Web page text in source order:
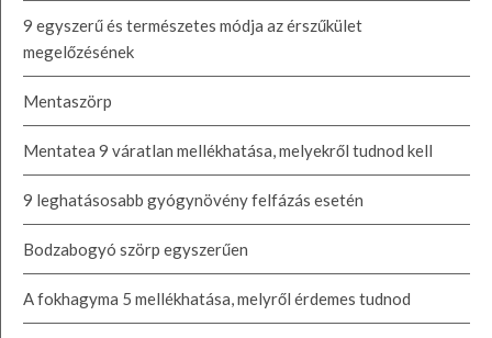
9 egyszerű és természetes módja az érszűkület
megelőzésének
Mentaszörp
Mentatea 9 váratlan mellékhatása, melyekről tudnod kell
9 leghatásosabb gyógynövény felfázás esetén
Bodzabogyó szörp egyszerűen
A fokhagyma 5 mellékhatása, melyről érdemes tudnod